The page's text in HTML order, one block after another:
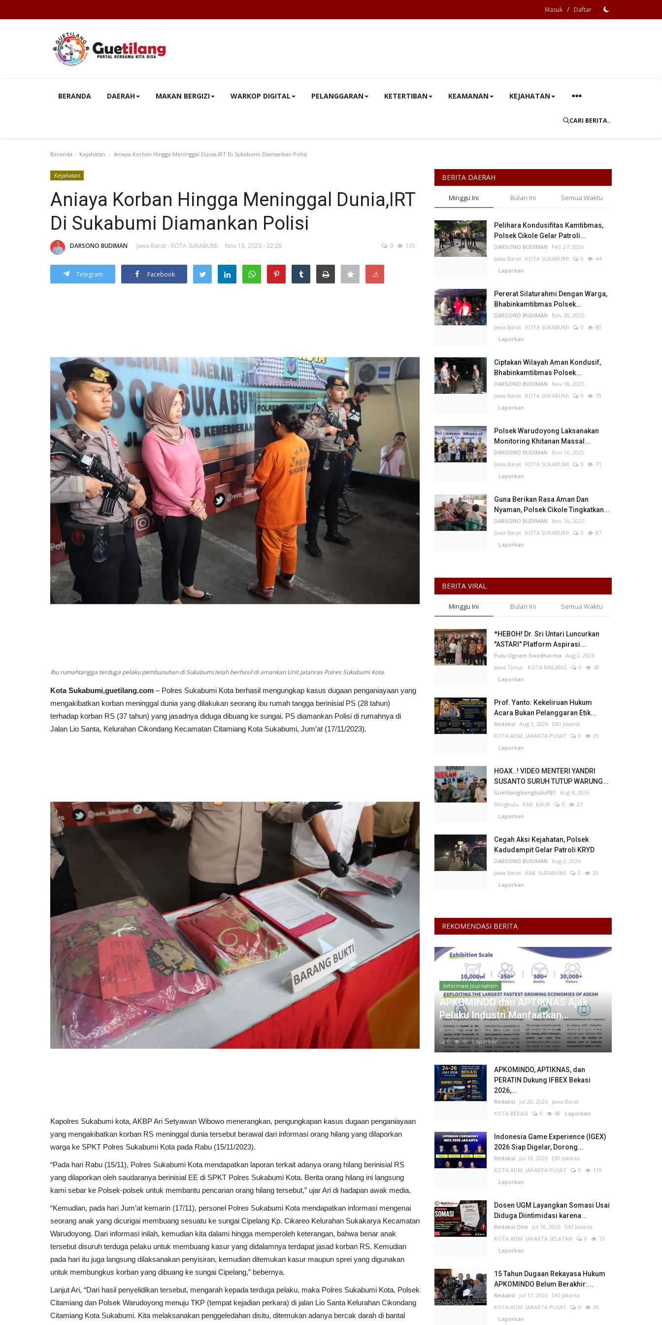
Masuk / Daftar
BERANDA DAERAH MAKAN BERGIZI WARKOP DIGITAL PELANGGARAN KETERTIBAN KEAMANAN KEJAHATAN
CARI BERITA..
Beranda Kejahatan Aniaya Korban Hingga Meninggal Dunia,IRT Di Sukabumi Diamankan Polisi
Kejahatan
Aniaya Korban Hingga Meninggal Dunia,IRT
Di Sukabumi Diamankan Polisi
DARSONO BUDIMAN Jawa Barat - KOTA SUKABUMI Nov 18, 2023 - 22:28 0 101
Telegram Facebook ⚠
Ibu rumahtangga terduga pelaku pembunuhan di Sukabumi,telah berhasil di amankan Unit Jatanras Polres Sukabumi Kota.
Kota Sukabumi,guetilang.com – Polres Sukabumi Kota berhasil mengungkap kasus dugaan penganiayaan yang
mengakibatkan korban meninggal dunia yang dilakukan seorang ibu rumah tangga berinisial PS (28 tahun)
terhadap korban RS (37 tahun) yang jasadnya diduga dibuang ke sungai. PS diamankan Polisi di rumahnya di
Jalan Lio Santa, Kelurahan Cikondang Kecamatan Citamiang Kota Sukabumi, Jum’at (17/11/2023).
Kapolres Sukabumi kota, AKBP Ari Setyawan Wibowo menerangkan, pengungkapan kasus dugaan penganiayaan
yang mengakibatkan korban RS meninggal dunia tersebut berawal dari informasi orang hilang yang dilaporkan
warga ke SPKT Polres Sukabumi Kota pada Rabu (15/11/2023).
“Pada hari Rabu (15/11), Polres Sukabumi Kota mendapatkan laporan terkait adanya orang hilang berinisial RS
yang dilaporkan oleh saudaranya berinisial EE di SPKT Polres Sukabumi Kota. Berita orang hilang ini langsung
kami sebar ke Polsek-polsek untuk membantu pencarian orang hilang tersebut,” ujar Ari di hadapan awak media.
“Kemudian, pada hari Jum’at kemarin (17/11), personel Polres Sukabumi Kota mendapatkan informasi mengenai
seorang anak yang dicurigai membuang sesuatu ke sungai Cipelang Kp. Cikareo Kelurahan Sukakarya Kecamatan
Warudoyong. Dari informasi inilah, kemudian kita dalami hingga memperoleh keterangan, bahwa benar anak
tersebut disuruh terduga pelaku untuk membuang kasur yang didalamnya terdapat jasad korban RS. Kemudian
pada hari itu juga langsung dilaksanakan penyisiran, kemudian ditemukan kasur maupun sprei yang digunakan
untuk membungkus korban yang dibuang ke sungai Cipelang,” bebernya.
Lanjut Ari, “Dari hasil penyelidikan tersebut, mengarah kepada terduga pelaku, maka Polres Sukabumi Kota, Polsek
Citamiang dan Polsek Warudoyong menuju TKP (tempat kejadian perkara) di jalan Lio Santa Kelurahan Cikondang
Citamiang Kota Sukabumi. Kita melaksanakan penggeledahan disitu, ditemukan adanya bercak darah di bantal
BERITA DAERAH
Minggu Ini Bulan Ini Semua Waktu
Pelihara Kondusifitas Kamtibmas,
Polsek Cikole Gelar Patroli...
DARSONO BUDIMAN
Feb 27, 2026
Jawa Barat KOTA SUKABUMI 0
44
Laporkan
Pererat Silaturahmi Dengan Warga,
Bhabinkamtibmas Polsek...
DARSONO BUDIMAN
Nov 28, 2025
Jawa Barat KOTA SUKABUMI 0
80
Laporkan
Ciptakan Wilayah Aman Kondusif,
Bhabinkamtibmas Polsek...
DARSONO BUDIMAN
Nov 18, 2025
Jawa Barat KOTA SUKABUMI 0
79
Laporkan
Polsek Warudoyong Laksanakan
Monitoring Khitanan Massal...
DARSONO BUDIMAN
Nov 16, 2025
Jawa Barat KOTA SUKABUMI 0
71
Laporkan
Guna Berikan Rasa Aman Dan
Nyaman, Polsek Cikole Tingkatkan...
DARSONO BUDIMAN
Nov 16, 2025
Jawa Barat KOTA SUKABUMI 0
87
Laporkan
BERITA VIRAL
Minggu Ini Bulan Ini Semua Waktu
*HEBOH! Dr. Sri Untari Luncurkan
"ASTARI" Platform Aspirasi...
Putu Ugram Swadharma Aug 2, 2026
Jawa Timur KOTA MALANG 0
40
Laporkan
Prof. Yanto: Kekeliruan Hukum
Acara Bukan Pelanggaran Etik...
Redaksi Aug 3, 2026 DKI Jakarta
KOTA ADM. JAKARTA PUSAT
0
29
Laporkan
HOAX..! VIDEO MENTERI YANDRI
SUSANTO SURUH TUTUP WARUNG...
GuetilangbengkuluPB1
Aug 4, 2026
Bengkulu
KAB. KAUR 0
27
Laporkan
Cegah Aksi Kejahatan, Polsek
Kadudampit Gelar Patroli KRYD
DARSONO BUDIMAN Aug 2, 2026
Jawa Barat KAB. SUKABUMI 0
20
Laporkan
REKOMENDASI BERITA
Informasi Journalism
APKOMINDO dan APTIKNAS Ajak
Pelaku Industri Manfaatkan...
Redaksi Jul 21, 2026 DKI Jakarta KOTA ADM. JAKARTA PUSAT
0
40Laporkan
APKOMINDO, APTIKNAS, dan
PERATIN Dukung IFBEX Bekasi
2026,...
Redaksi Jul 20, 2026 Jawa Barat
KOTA BEKASI
0 40 Laporkan
Indonesia Game Experience (IGEX)
2026 Siap Digelar, Dorong...
Redaksi Jul 19, 2026 DKI Jakarta
KOTA ADM. JAKARTA PUSAT
0
119
Laporkan
Dosen UGM Layangkan Somasi Usai
Diduga Diintimidasi karena...
Redaksi One Jul 18, 2026 DKI Jakarta
KOTA ADM. JAKARTA SELATAN
0
73
Laporkan
15 Tahun Dugaan Rekayasa Hukum
APKOMINDO Belum Berakhir:...
Redaksi Jul 17, 2026 DKI Jakarta
KOTA ADM. JAKARTA PUSAT
0
45
Laporkan